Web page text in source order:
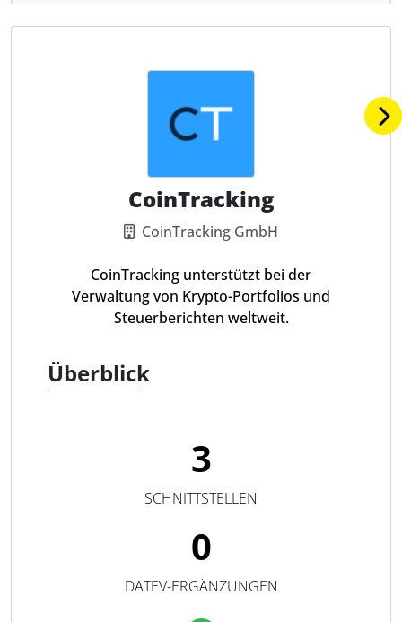
CoinTracking
CoinTracking GmbH
CoinTracking unterstützt bei der
Verwaltung von Krypto-Portfolios und
Steuerberichten weltweit.
Überblick
3
SCHNITTSTELLEN
0
DATEV-ERGÄNZUNGEN